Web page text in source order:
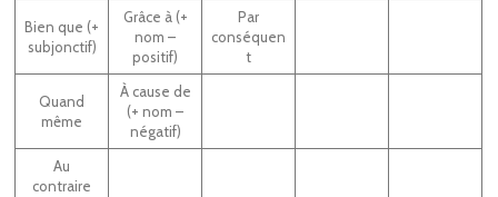
Bien que (+
subjonctif)
Grâce à (+
nom –
positif)
Par
conséquen
t
Quand
même
À cause de
(+ nom –
négatif)
Au
contraire